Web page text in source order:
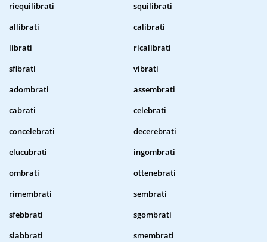
riequilibrati
squilibrati
allibrati
calibrati
librati
ricalibrati
sfibrati
vibrati
adombrati
assembrati
cabrati
celebrati
concelebrati
decerebrati
elucubrati
ingombrati
ombrati
ottenebrati
rimembrati
sembrati
sfebbrati
sgombrati
slabbrati
smembrati